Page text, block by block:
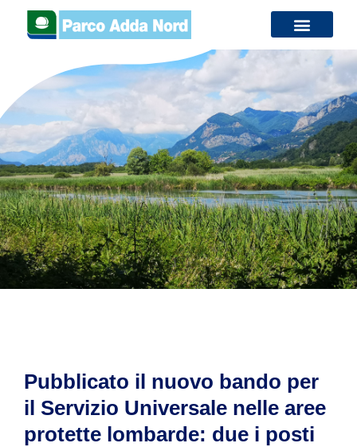
Pubblicato il nuovo bando per
il Servizio Universale nelle aree
protette lombarde: due i posti